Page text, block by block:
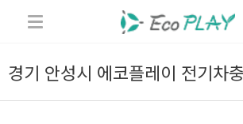
경기 안성시 에코플레이 전기차